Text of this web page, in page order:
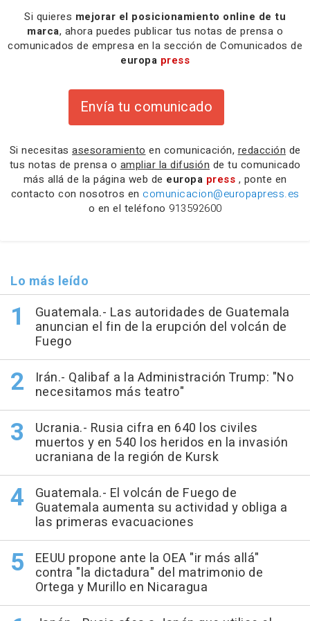
Si quieres mejorar el posicionamiento online de tu
marca, ahora puedes publicar tus notas de prensa o
comunicados de empresa en la sección de Comunicados de
europa press
Envía tu comunicado
Si necesitas asesoramiento en comunicación, redacción de
tus notas de prensa o ampliar la difusión de tu comunicado
más allá de la página web de europa press , ponte en
contacto con nosotros en comunicacion@europapress.es
o en el teléfono 913592600
Lo más leído
Guatemala.- Las autoridades de Guatemala
anuncian el fin de la erupción del volcán de
Fuego
Irán.- Qalibaf a la Administración Trump: "No
necesitamos más teatro"
Ucrania.- Rusia cifra en 640 los civiles
muertos y en 540 los heridos en la invasión
ucraniana de la región de Kursk
Guatemala.- El volcán de Fuego de
Guatemala aumenta su actividad y obliga a
las primeras evacuaciones
EEUU propone ante la OEA "ir más allá"
contra "la dictadura" del matrimonio de
Ortega y Murillo en Nicaragua